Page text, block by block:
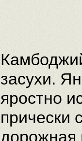
засухи.
яростно
прически
дорожная